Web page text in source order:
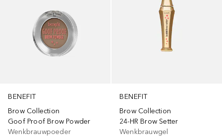
BENEFIT
Brow Collection
Goof Proof Brow Powder
Wenkbrauwpoeder
BENEFIT
Brow Collection
24-HR Brow Setter
Wenkbrauwgel